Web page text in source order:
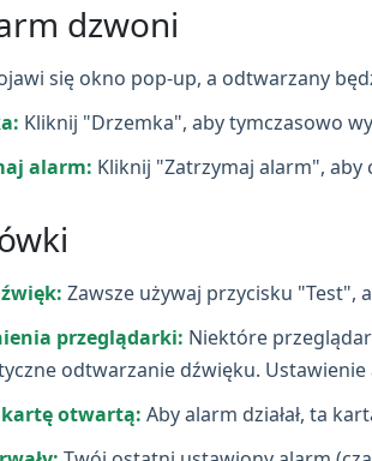
dzwoni
się okno pop‑up, a odtwarzany
Kliknij "Drzemka", aby tymczasowo
alarm: Kliknij "Zatrzymaj alarm", aby
Zawsze używaj przycisku "Test",
przeglądarki: Niektóre
odtwarzanie dźwięku.
otwartą: Aby alarm działał, ta